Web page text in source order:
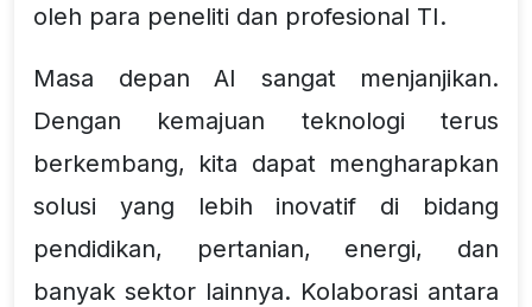
oleh para peneliti dan profesional TI.
Masa depan AI sangat menjanjikan.
Dengan kemajuan teknologi terus
berkembang, kita dapat mengharapkan
solusi yang lebih inovatif di bidang
pendidikan, pertanian, energi, dan
banyak sektor lainnya. Kolaborasi antara